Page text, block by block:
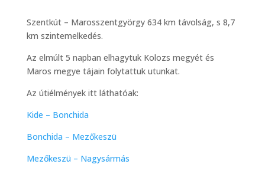
Szentkút – Marosszentgyörgy 634 km távolság, s 8,7
km szintemelkedés.
Az elmúlt 5 napban elhagytuk Kolozs megyét és
Maros megye tájain folytattuk utunkat.
Az útiélmények itt láthatóak:
Kide – Bonchida
Bonchida – Mezőkeszü
Mezőkeszü – Nagysármás